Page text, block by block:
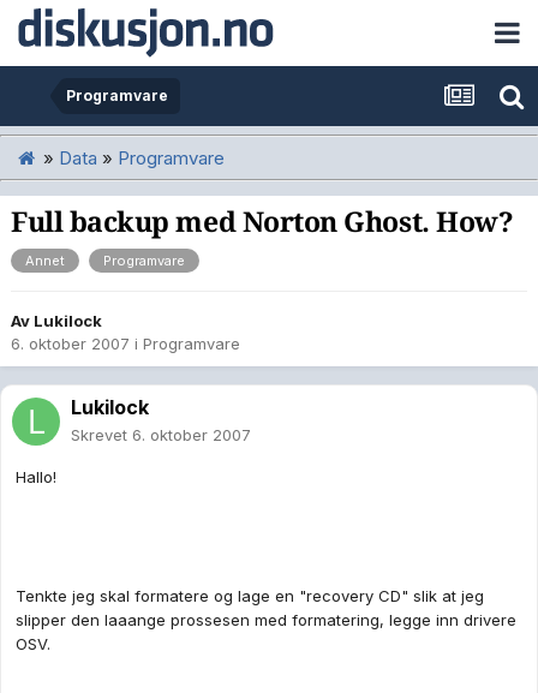
Programvare
» Data » Programvare
Full backup med Norton Ghost. How?
Annet Programvare
Av Lukilock
6. oktober 2007 i Programvare
Lukilock
Skrevet 6. oktober 2007
Hallo!
Tenkte jeg skal formatere og lage en "recovery CD" slik at jeg
slipper den laaange prossesen med formatering, legge inn drivere
OSV.